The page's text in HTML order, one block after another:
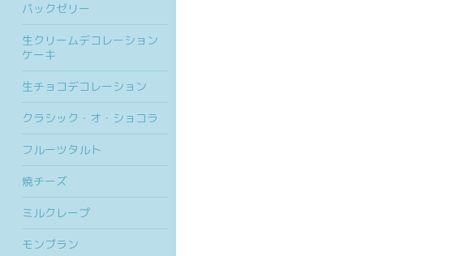
パックゼリー
生クリームデコレーション
ケーキ
生チョコデコレーション
クラシック・オ・ショコラ
フルーツタルト
焼チーズ
ミルクレープ
モンブラン